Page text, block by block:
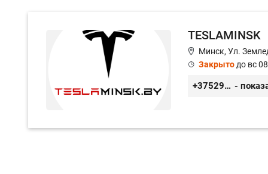
TESLAMINSK
Минск, Ул.
Закрытодо вс
+375291335101 -